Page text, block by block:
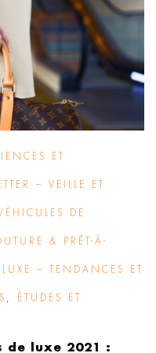
ET
– VEILLE ET
DE
& PRÊT-À-
– TENDANCES ET
ÉTUDES ET
de luxe 2021 :